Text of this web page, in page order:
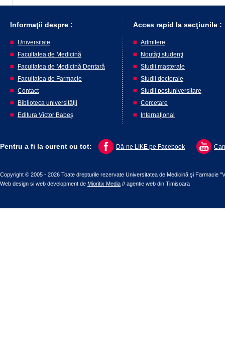
Informaţii despre :
Universitate
Facultatea de Medicină
Facultatea de Medicină Dentară
Facultatea de Farmacie
Contact
Biblioteca universităţii
Editura Victor Babeş
Acces rapid la secţiunile :
Admitere
Noutăţi studenţi
Studii masterale
Studii doctorale
Studii postuniversitare
Cercetare
Internaţional
Pentru a fi la curent cu tot: Dă-ne LIKE pe Facebook
Copyright © 2005 - 2026 Toate drepturile rezervate Universitatea de Medicină şi Farmacie
Web design si web development de Mioritix Media // agentie web din Timisoara